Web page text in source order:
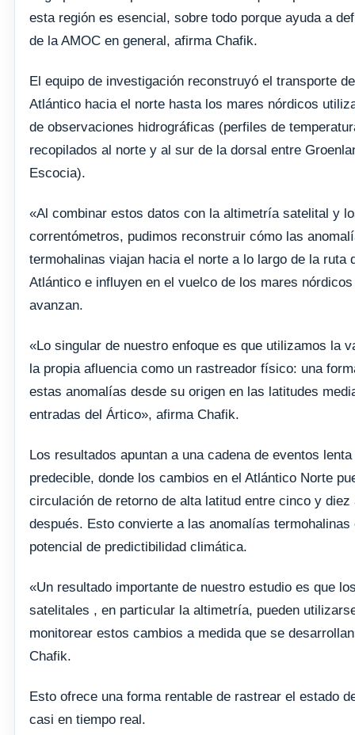
esta región es esencial, sobre todo porque ayuda a
de la AMOC en general, afirma Chafik.
El equipo de investigación reconstruyó el transporte
Atlántico hacia el norte hasta los mares nórdicos
de observaciones hidrográficas (perfiles de
recopilados al norte y al sur de la dorsal entre
Escocia).
«Al combinar estos datos con la altimetría satelital y
correntómetros, pudimos reconstruir cómo las
termohalinas viajan hacia el norte a lo largo de la ruta
Atlántico e influyen en el vuelco de los mares
avanzan.
«Lo singular de nuestro enfoque es que utilizamos la
la propia afluencia como un rastreador físico: una
estas anomalías desde su origen en las latitudes
entradas del Ártico», afirma Chafik.
Los resultados apuntan a una cadena de eventos lenta
predecible, donde los cambios en el Atlántico Norte
circulación de retorno de alta latitud entre cinco y diez
después. Esto convierte a las anomalías termohalinas
potencial de predictibilidad climática.
«Un resultado importante de nuestro estudio es que
satelitales , en particular la altimetría, pueden
monitorear estos cambios a medida que se
Chafik.
Esto ofrece una forma rentable de rastrear el estado
casi en tiempo real.